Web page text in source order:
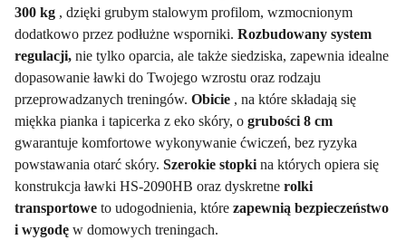
300 kg , dzięki grubym stalowym profilom, wzmocnionym
dodatkowo przez podłużne wsporniki. Rozbudowany system
regulacji, nie tylko oparcia, ale także siedziska, zapewnia idealne
dopasowanie ławki do Twojego wzrostu oraz rodzaju
przeprowadzanych treningów. Obicie , na które składają się
miękka pianka i tapicerka z eko skóry, o grubości 8 cm
gwarantuje komfortowe wykonywanie ćwiczeń, bez ryzyka
powstawania otarć skóry. Szerokie stopki na których opiera się
konstrukcja ławki HS-2090HB oraz dyskretne rolki
transportowe to udogodnienia, które zapewnią bezpieczeństwo
i wygodę w domowych treningach.